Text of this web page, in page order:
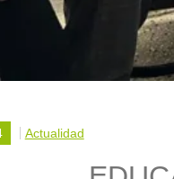
Actualidad